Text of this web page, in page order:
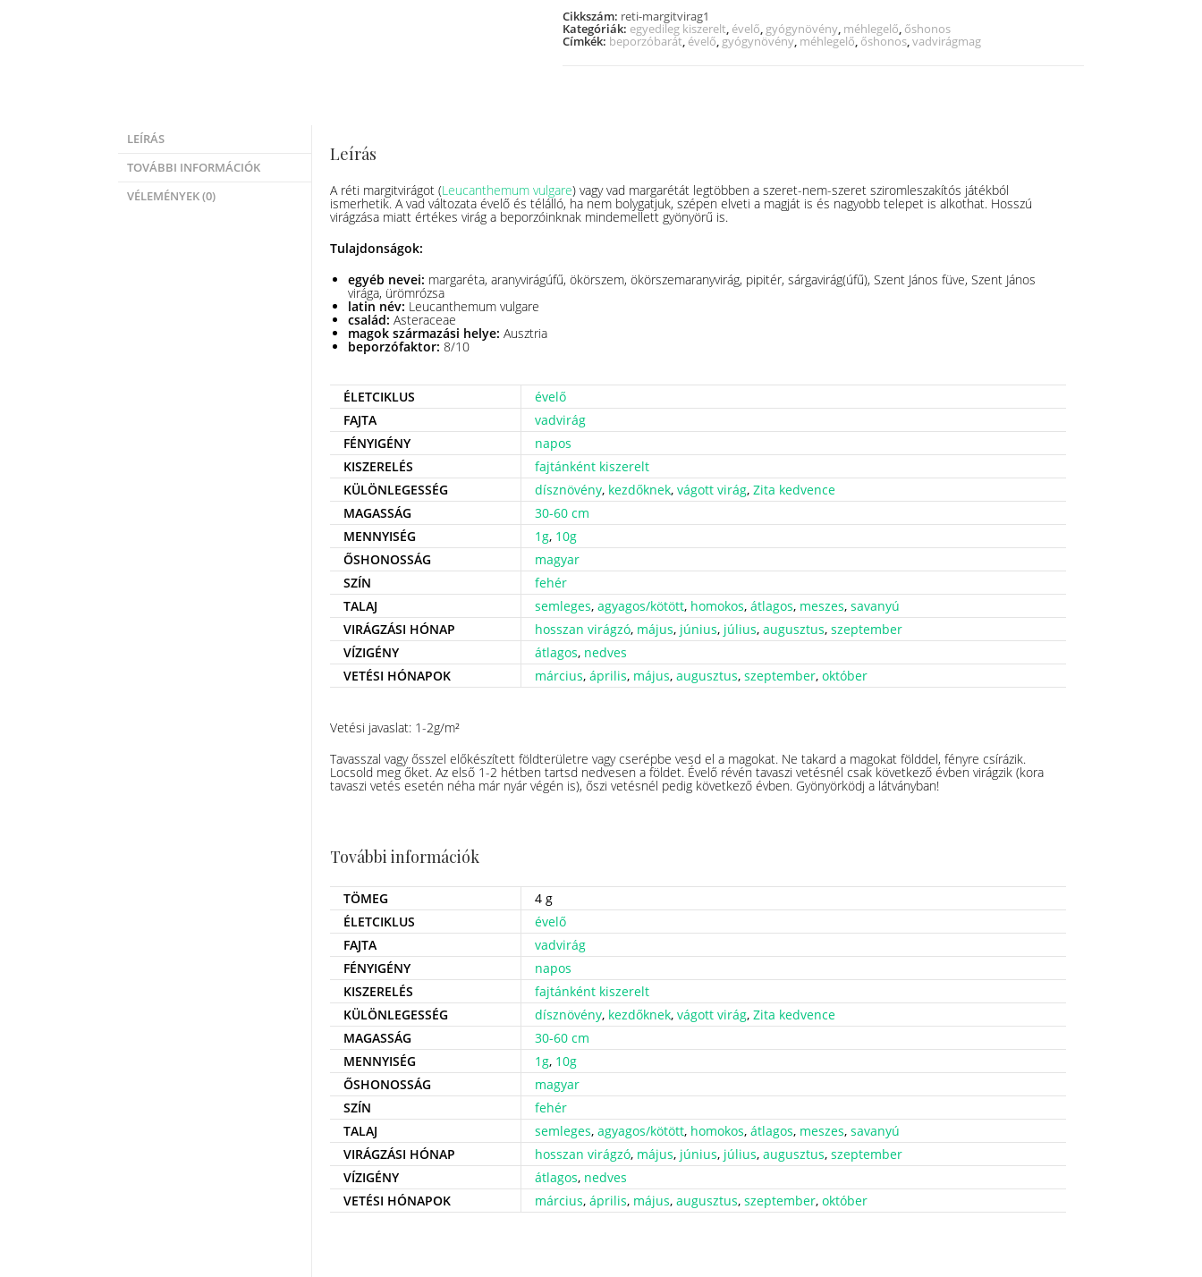
Cikkszám: reti-margitvirag1
Kategóriák: egyedileg kiszerelt, évelő, gyógynövény, méhlegelő, őshonos
Címkék: beporzóbarát, évelő, gyógynövény, méhlegelő, őshonos,vadvirágmag
LEÍRÁS
TOVÁBBI INFORMÁCIÓK
VÉLEMÉNYEK (0)
Leírás
A réti margitvirágot (Leucanthemum vulgare) vagy vad margarétát legtöbben a szeret-nem-szeret sziromleszakítós játékból
ismerhetik. A vad változata évelő és télálló, ha nem bolygatjuk, szépen elveti a magját is és nagyobb telepet is alkothat. Hosszú
virágzása miatt értékes virág a beporzóinknak mindemellett gyönyörű is.
Tulajdonságok:
egyéb nevei: margaréta, aranyvirágúfű, ökörszem, ökörszemaranyvirág, pipitér, sárgavirág(úfű), Szent János füve, Szent János
virága, ürömrózsa
latin név: Leucanthemum vulgare
család: Asteraceae
magok származási helye: Ausztria
beporzófaktor: 8/10
ÉLETCIKLUS
évelő
FAJTA
vadvirág
FÉNYIGÉNY
napos
KISZERELÉS
fajtánként kiszerelt
KÜLÖNLEGESSÉG
dísznövény, kezdőknek, vágott virág, Zita kedvence
MAGASSÁG
30-60 cm
MENNYISÉG
1g, 10g
ŐSHONOSSÁG
magyar
SZÍN
fehér
TALAJ
semleges, agyagos/kötött, homokos, átlagos, meszes, savanyú
VIRÁGZÁSI HÓNAP
hosszan virágzó, május, június, július, augusztus, szeptember
VÍZIGÉNY
átlagos, nedves
VETÉSI HÓNAPOK
március, április, május, augusztus, szeptember, október
Vetési javaslat: 1-2g/m²
Tavasszal vagy ősszel előkészített földterületre vagy cserépbe vesd el a magokat. Ne takard a magokat földdel, fényre csírázik.
Locsold meg őket. Az első 1-2 hétben tartsd nedvesen a földet. Évelő révén tavaszi vetésnél csak következő évben virágzik (kora
tavaszi vetés esetén néha már nyár végén is), őszi vetésnél pedig következő évben. Gyönyörködj a látványban!
További információk
TÖMEG
4 g
ÉLETCIKLUS
évelő
FAJTA
vadvirág
FÉNYIGÉNY
napos
KISZERELÉS
fajtánként kiszerelt
KÜLÖNLEGESSÉG
dísznövény, kezdőknek, vágott virág, Zita kedvence
MAGASSÁG
30-60 cm
MENNYISÉG
1g, 10g
ŐSHONOSSÁG
magyar
SZÍN
fehér
TALAJ
semleges, agyagos/kötött, homokos, átlagos, meszes, savanyú
VIRÁGZÁSI HÓNAP
hosszan virágzó, május, június, július, augusztus, szeptember
VÍZIGÉNY
átlagos, nedves
VETÉSI HÓNAPOK
március, április, május, augusztus, szeptember, október